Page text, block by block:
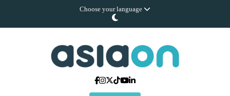
Choose your language